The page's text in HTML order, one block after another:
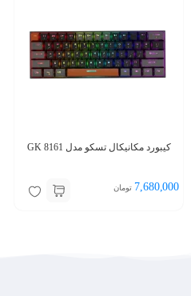
کیبورد مکانیکال تسکو مدل GK 8161
7,680,000 تومان